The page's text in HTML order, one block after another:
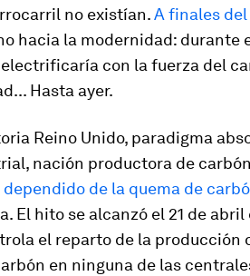
no existían.A finales del
hacia la modernidad: durante
con la fuerza del
Hasta ayer.
Reino Unido, paradigma
nación productora de
dependido de la quema de
El hito se alcanzó el 21 de abril
el reparto de la producción
en ninguna de las